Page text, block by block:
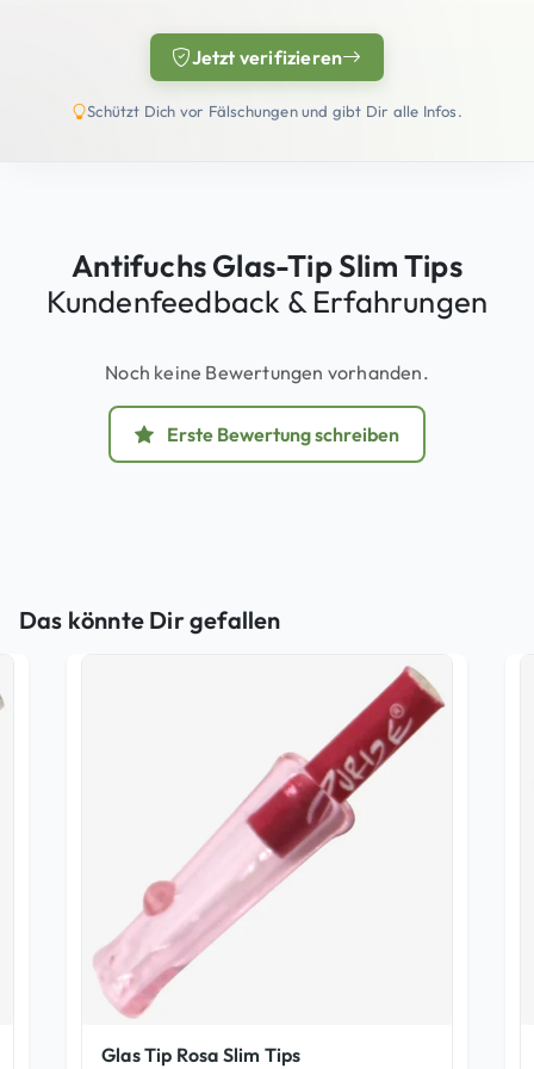
Jetzt verifizieren
(öffnet in neuem Tab)
Schützt Dich vor Fälschungen und gibt Dir alle Infos.
Antifuchs Glas-Tip Slim Tips
Kundenfeedback & Erfahrungen
Noch keine Bewertungen vorhanden.
Erste Bewertung schreiben
Das könnte Dir gefallen
Glas Tip Rosa Slim Tips